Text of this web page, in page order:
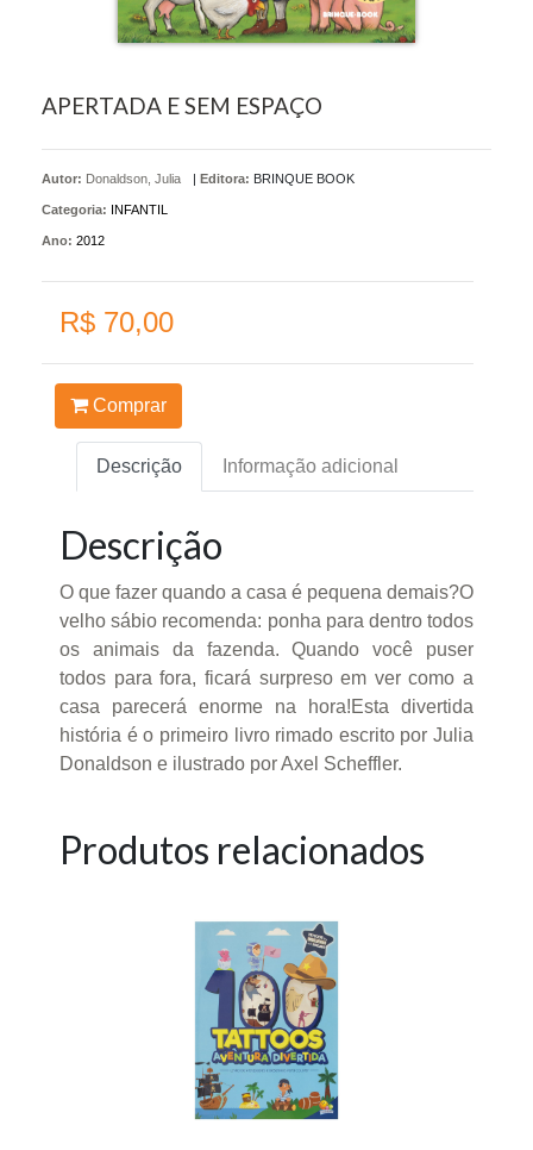
APERTADA E SEM ESPAÇO
Autor: Donaldson, Julia | Editora: BRINQUE BOOK
Categoria: INFANTIL
Ano: 2012
R$ 70,00
Comprar
Descrição Informação adicional
Descrição
O que fazer quando a casa é pequena demais?O
velho sábio recomenda: ponha para dentro todos
os animais da fazenda. Quando você puser
todos para fora, ficará surpreso em ver como a
casa parecerá enorme na hora!Esta divertida
história é o primeiro livro rimado escrito por Julia
Donaldson e ilustrado por Axel Scheffler.
Produtos relacionados